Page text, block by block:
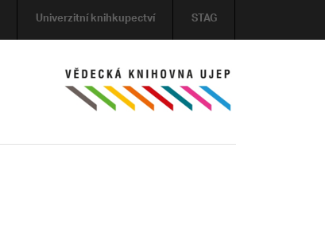
Univerzitní knihkupectví STAG